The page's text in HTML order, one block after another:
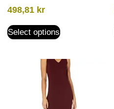
498,81 kr
Select options